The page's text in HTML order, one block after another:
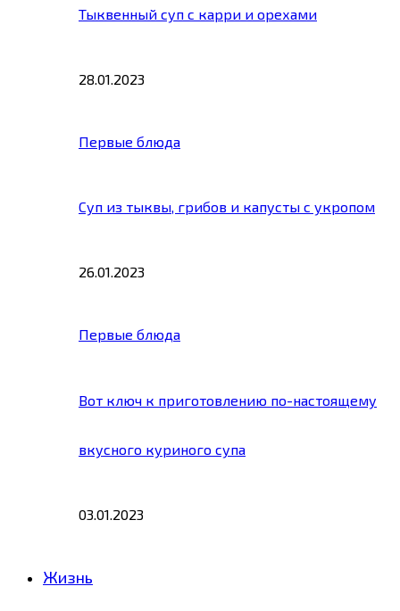
Тыквенный суп с карри и орехами
28.01.2023
Первые блюда
Суп из тыквы, грибов и капусты с укропом
26.01.2023
Первые блюда
Вот ключ к приготовлению по-настоящему
вкусного куриного супа
03.01.2023
Жизнь